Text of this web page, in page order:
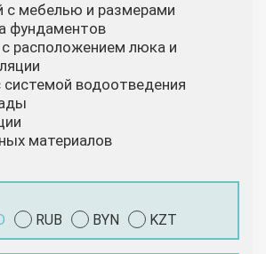
с мебелью и размерами
фундаментов
расположением люка и
системой водоотведения
материалов
RUB BYN KZT